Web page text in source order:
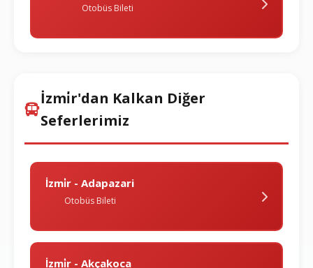
Otobüs Bileti
İzmi̇r'dan Kalkan Diğer
Seferlerimiz
İzmi̇r - Adapazari
Otobüs Bileti
İzmi̇r - Akçakoca